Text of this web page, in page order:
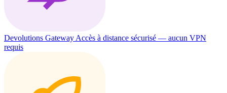
Devolutions Gateway Accès à distance sécurisé — aucun VPN
requis